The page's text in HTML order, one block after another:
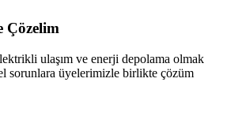
Çözelim
ulaşım ve enerji depolama olmak
sorunlara üyelerimizle birlikte çözüm